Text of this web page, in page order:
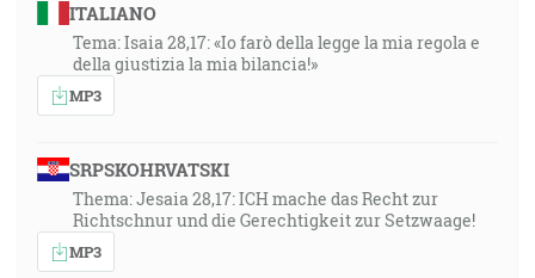
ITALIANO
Tema: Isaia 28,17: «Io farò della legge la mia regola e
della giustizia la mia bilancia!»
MP3
SRPSKOHRVATSKI
Thema: Jesaia 28,17: ICH mache das Recht zur
Richtschnur und die Gerechtigkeit zur Setzwaage!
MP3